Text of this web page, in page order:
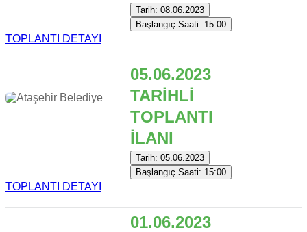
Tarih: 08.06.2023
Başlangıç Saati: 15:00
TOPLANTI DETAYI
05.06.2023
TARİHLİ
TOPLANTI
İLANI
Tarih: 05.06.2023
Başlangıç Saati: 15:00
TOPLANTI DETAYI
01.06.2023